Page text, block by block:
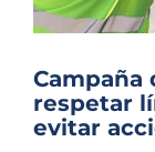
Campaña
respetar
evitar